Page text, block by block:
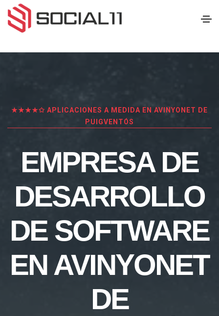
★★★★✩ APLICACIONES A MEDIDA EN AVINYONET DE
PUIGVENTÓS
EMPRESA DE
DESARROLLO
DE SOFTWARE
EN AVINYONET
DE